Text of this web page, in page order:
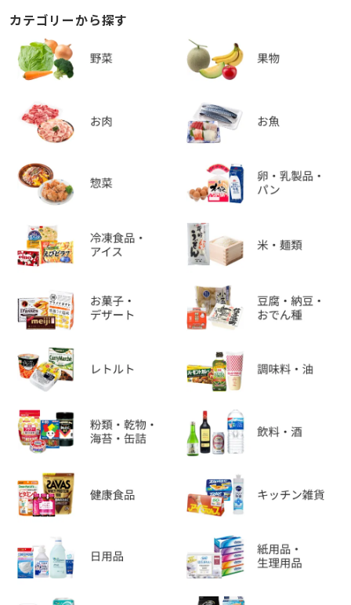
カテゴリーから探す